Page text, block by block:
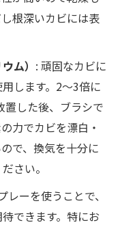
根深いカビには表
ム） : 頑固なカビに
します。2～3倍に
した後、ブラシで
力でカビを漂白・
で、換気を十分に
さい。
レーを使うことで、
できます。特にお